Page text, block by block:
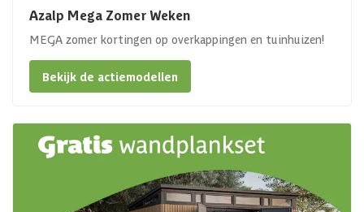
Azalp Mega Zomer Weken
MEGA zomer kortingen op overkappingen en tuinhuizen!
Bekijk de actiemodellen